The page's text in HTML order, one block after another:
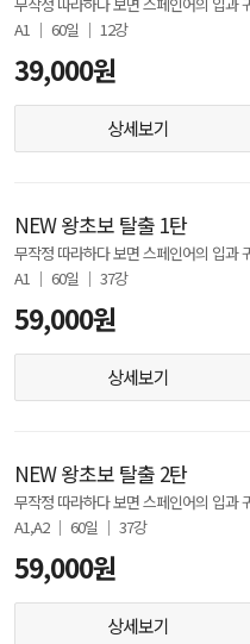
A1 │ 60일 │ 12강
39,000원
상세보기
NEW 왕초보 탈출 1탄
무작정 따라하다 보면 스페인어의 입과
A1 │ 60일 │ 37강
59,000원
상세보기
NEW 왕초보 탈출 2탄
무작정 따라하다 보면 스페인어의 입과
A1,A2 │ 60일 │ 37강
59,000원
상세보기